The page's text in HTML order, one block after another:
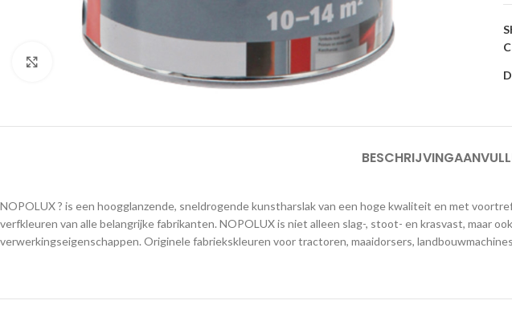
Klik om te vergroten
BESCHRIJVING
NOPOLUX ? is een hoogglanzende, sneldrogende kunstharslak van een hoge kwaliteit en met
verfkleuren van alle belangrijke fabrikanten. NOPOLUX is niet alleen slag-, stoot- en krasvast, maar
verwerkingseigenschappen. Originele fabriekskleuren voor tractoren, maaidorsers,